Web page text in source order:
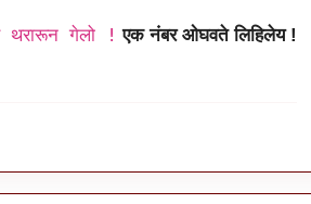
थरारून गेलो ! एक नंबर ओघवते लिहिलेय !